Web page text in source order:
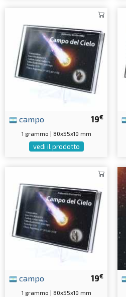
19€
campo
1 grammo | 80x55x10 mm
vedi il prodotto
19€
campo
1 grammo | 80x55x10 mm